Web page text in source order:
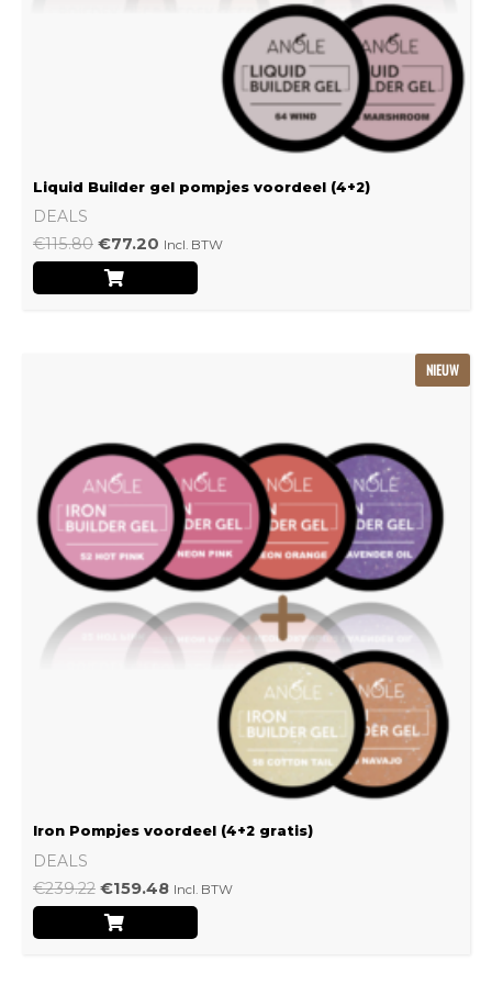
Liquid Builder gel pompjes voordeel (4+2)
DEALS
€115.80 €77.20 Incl. BTW
NIEUW
Iron Pompjes voordeel (4+2 gratis)
DEALS
€239.22 €159.48 Incl. BTW